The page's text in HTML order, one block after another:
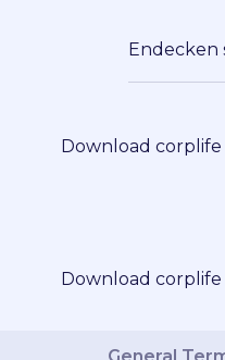
Endecken
Download
Download
General